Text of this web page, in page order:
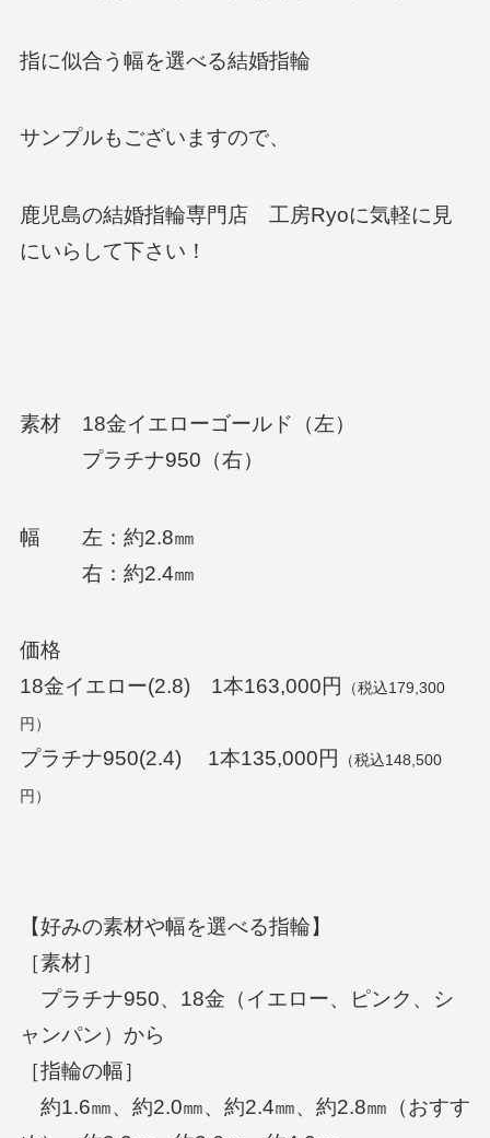
指に似合う幅を選べる結婚指輪
サンプルもございますので、
鹿児島の結婚指輪専門店 工房Ryoに気軽に見
にいらして下さい！
素材 18金イエローゴールド（左）
プラチナ950（右）
幅 左：約2.8㎜
右：約2.4㎜
価格
18金イエロー(2.8) 1本163,000円
（税込179,300
円）
プラチナ950(2.4) 1本135,000円 （税込148,500
円）
【好みの素材や幅を選べる指輪】
［素材］
プラチナ950、18金（イエロー、ピンク、シ
ャンパン）から
［指輪の幅］
約1.6㎜、約2.0㎜、約2.4㎜、約2.8㎜（おすす